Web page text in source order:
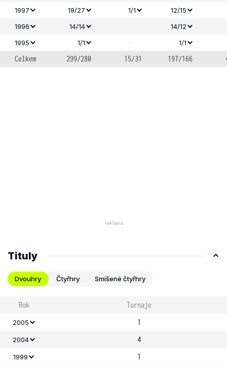
1997
19/27 1/1 12/15
1996
14/14 -
14/12
1995
1/1 - 1/1
Celkem 299/280 15/31 197/166
Tituly
Dvouhry Čtyřhry Smíšené čtyřhry
Rok Turnaje
2005 1
2004 4
1999 1